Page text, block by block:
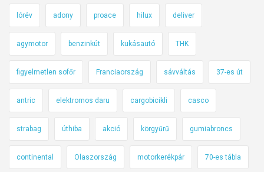
lórév adony proace hilux deliver
agymotor benzinkút kukásautó THK
figyelmetlen sofőr Franciaország sávváltás 37-es út
antric elektromos daru cargobicikli casco
strabag úthiba akció körgyűrű gumiabroncs
continental Olaszország motorkerékpár 70-es tábla